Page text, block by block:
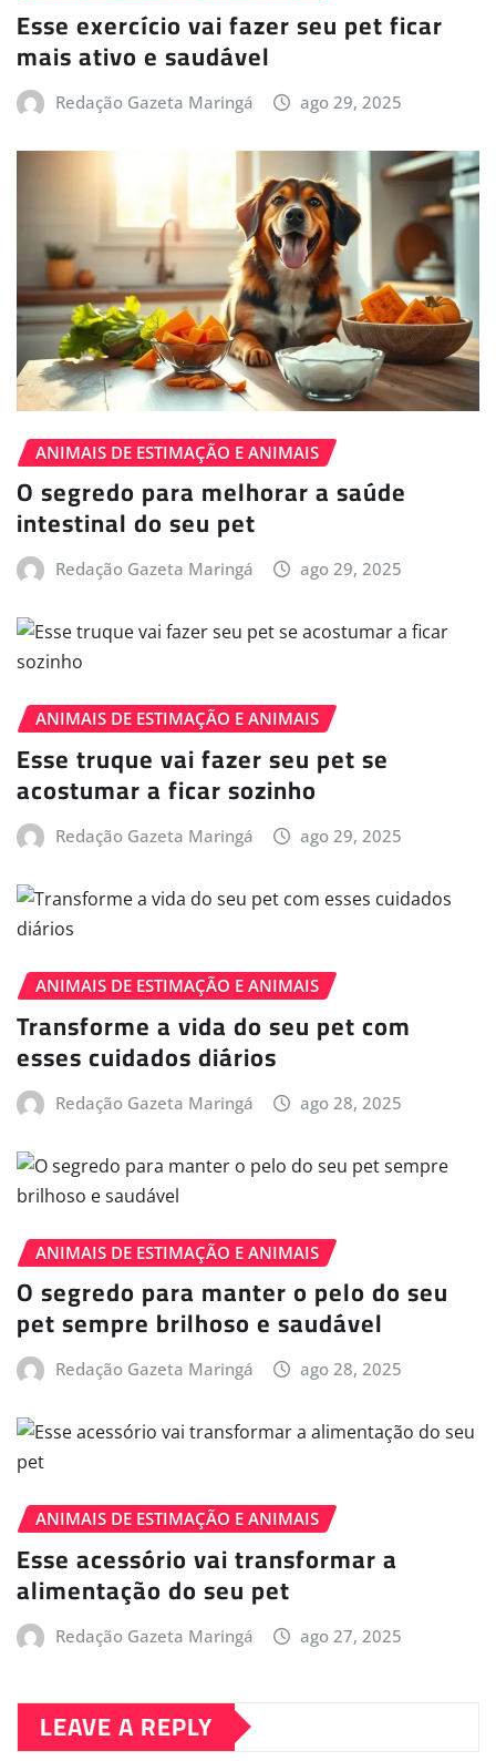
Esse exercício vai fazer seu pet ficar
mais ativo e saudável
Redação Gazeta Maringá ago 29, 2025
ANIMAIS DE ESTIMAÇÃO E ANIMAIS
O segredo para melhorar a saúde
intestinal do seu pet
Redação Gazeta Maringá ago 29, 2025
ANIMAIS DE ESTIMAÇÃO E ANIMAIS
Esse truque vai fazer seu pet se
acostumar a ficar sozinho
Redação Gazeta Maringá ago 29, 2025
ANIMAIS DE ESTIMAÇÃO E ANIMAIS
Transforme a vida do seu pet com
esses cuidados diários
Redação Gazeta Maringá ago 28, 2025
ANIMAIS DE ESTIMAÇÃO E ANIMAIS
O segredo para manter o pelo do seu
pet sempre brilhoso e saudável
Redação Gazeta Maringá ago 28, 2025
ANIMAIS DE ESTIMAÇÃO E ANIMAIS
Esse acessório vai transformar a
alimentação do seu pet
Redação Gazeta Maringá ago 27, 2025
LEAVE A REPLY